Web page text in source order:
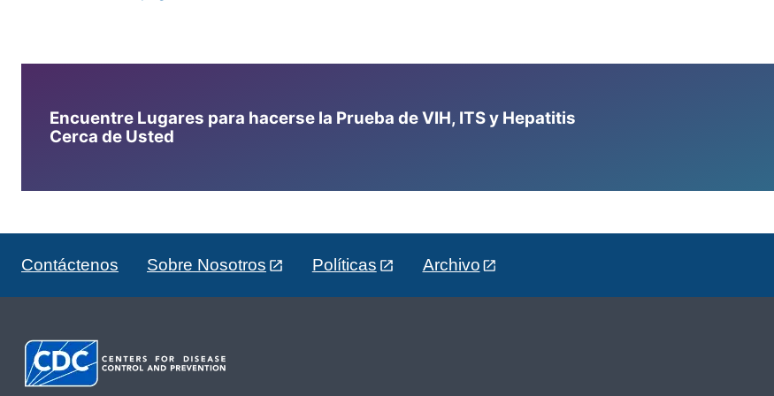
Encuentre Lugares para hacerse la Prueba de VIH, ITS y Hepatitis
Cerca de Usted
Contáctenos Sobre Nosotros Políticas Archivo